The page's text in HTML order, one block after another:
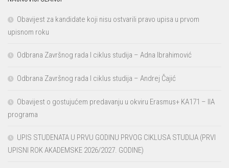
Obavijest za kandidate koji nisu ostvarili pravo upisa u prvom
upisnom roku
Odbrana Završnog rada I ciklus studija – Adna Ibrahimović
Odbrana Završnog rada I ciklus studija – Andrej Čajić
Obavijest o gostujućem predavanju u okviru Erasmus+ KA171 – IIA
programa
UPIS STUDENATA U PRVU GODINU PRVOG CIKLUSA STUDIJA (PRVI
UPISNI ROK AKADEMSKE 2026/2027. GODINE)